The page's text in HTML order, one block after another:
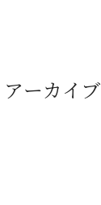
アーカイブ